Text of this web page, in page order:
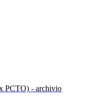
PCTO) - archivio